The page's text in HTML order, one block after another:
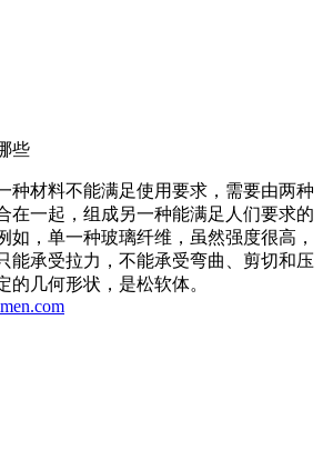
些
种材料不能满足使用要求，需要由两种
在一起，组成另一种能满足人们要求的
如，单一种玻璃纤维，虽然强度很高，
能承受拉力，不能承受弯曲、剪切和压
的几何形状，是松软体。